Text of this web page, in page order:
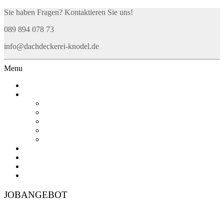
Sie haben Fragen? Kontaktieren Sie uns!
089 894 078 73
info@dachdeckerei-knodel.de
Menu
JOBANGEBOT